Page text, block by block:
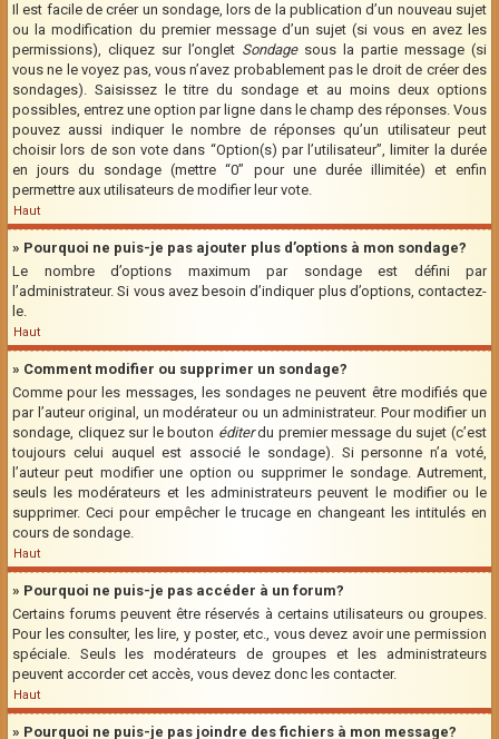
Il est facile de créer un sondage, lors de la publication d’un nouveau sujet
ou la modification du premier message d’un sujet (si vous en avez les
permissions), cliquez sur l’onglet Sondagesous la partie message (si
vous ne le voyez pas, vous n’avez probablement pas le droit de créer des
sondages). Saisissez le titre du sondage et au moins deux options
possibles, entrez une option par ligne dans le champ des réponses. Vous
pouvez aussi indiquer le nombre de réponses qu’un utilisateur peut
choisir lors de son vote dans “Option(s) par l’utilisateur”, limiter la durée
en jours du sondage (mettre “0” pour une durée illimitée) et enfin
permettre aux utilisateurs de modifier leur vote.
Haut
» Pourquoi ne puis-je pas ajouter plus d’options à mon sondage?
Le nombre d’options maximum par sondage est défini par
l’administrateur. Si vous avez besoin d’indiquer plus d’options, contactez-
le.
Haut
» Comment modifier ou supprimer un sondage?
Comme pour les messages, les sondages ne peuvent être modifiés que
par l’auteur original, un modérateur ou un administrateur. Pour modifier un
sondage, cliquez sur le bouton éditerdu premier message du sujet (c’est
toujours celui auquel est associé le sondage). Si personne n’a voté,
l’auteur peut modifier une option ou supprimer le sondage. Autrement,
seuls les modérateurs et les administrateurs peuvent le modifier ou le
supprimer. Ceci pour empêcher le trucage en changeant les intitulés en
cours de sondage.
Haut
» Pourquoi ne puis-je pas accéder à un forum?
Certains forums peuvent être réservés à certains utilisateurs ou groupes.
Pour les consulter, les lire, y poster, etc., vous devez avoir une permission
spéciale. Seuls les modérateurs de groupes et les administrateurs
peuvent accorder cet accès, vous devez donc les contacter.
Haut
» Pourquoi ne puis-je pas joindre des fichiers à mon message?